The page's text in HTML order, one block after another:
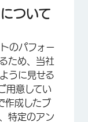
る ついて
のパフォー
ため、当社
うに見せる
用意してい
作成したブ
特定のアン